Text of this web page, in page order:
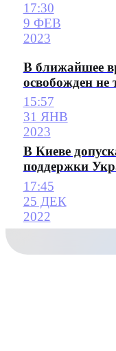
17:30
9 ФЕВ
2023
В ближайшее
освобожден не
15:57
31 ЯНВ
2023
В Киеве
поддержки
17:45
25 ДЕК
2022